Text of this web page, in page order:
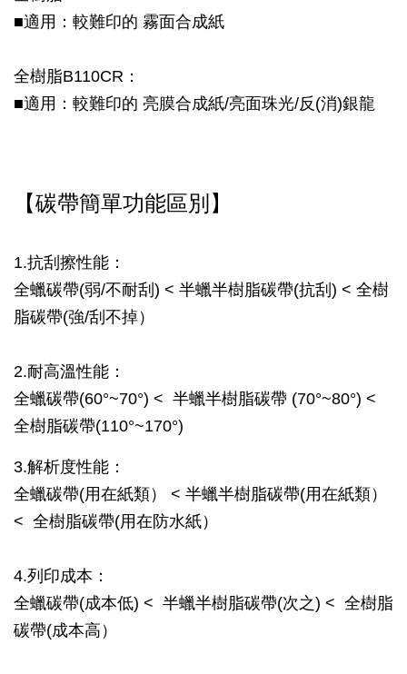
■適用：較難印的 霧面合成紙
全樹脂B110CR：
■適用：較難印的 亮膜合成紙/亮面珠光/反(消)銀龍
【碳帶簡單功能區別】
1.抗刮擦性能：
全蠟碳帶(弱/不耐刮) < 半蠟半樹脂碳帶(抗刮) < 全樹
脂碳帶(強/刮不掉）
2.耐高溫性能：
全蠟碳帶(60°~70°) < 半蠟半樹脂碳帶 (70°~80°) <
全樹脂碳帶(110°~170°)
3.解析度性能：
全蠟碳帶(用在紙類） < 半蠟半樹脂碳帶(用在紙類）
< 全樹脂碳帶(用在防水紙）
4.列印成本：
全蠟碳帶(成本低) < 半蠟半樹脂碳帶(次之) < 全樹脂
碳帶(成本高）